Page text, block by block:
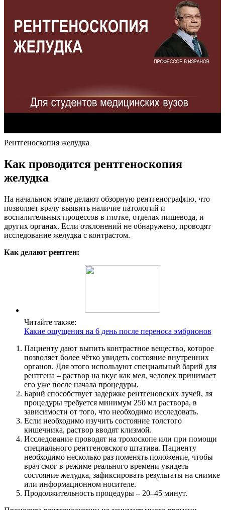
Рентгеноскопия желудка
Как проводится рентгеноскопия
желудка
На начальном этапе делают обзорную рентгенографию, что
позволяет врачу выявить наличие патологий и
воспалительных процессов в глотке, отделах пищевода, и
других органах. Если отклонений не обнаружено, проводят
исследование желудка с контрастом.
Как делают рентген:
Читайте также:
Какие ощущения на 6 день после переноса эмбрионов
Пациенту дают выпить контрастное вещество, которое
позволяет более чётко увидеть состояние внутренних
органов. Для этого используют специальный барий для
рентгена – раствор на вкус как мел, человек принимает
его уже после начала процедуры.
Барий способствует задержке рентгеновских лучей, ля
процедуры требуется минимум 250 мл раствора, в
зависимости от того, что необходимо исследовать.
Если необходимо изучить состояние толстого
кишечника, раствор вводят клизмой.
Исследование проводят на трохоскопе или при помощи
специального рентгеновского штатива. Пациенту
необходимо несколько раз поменять положение, чтобы
врач смог в режиме реального времени увидеть
состояние желудка, зафиксировать результаты на снимке
или информационном носителе.
Продолжительность процедуры – 20–45 минут.